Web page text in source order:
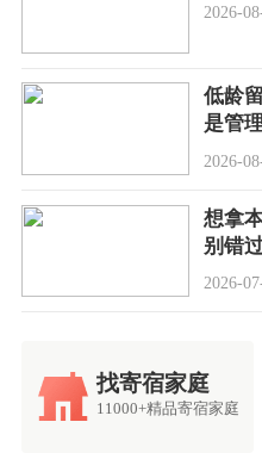
2026-
低龄
是管理
2026-
想拿
别错
2026-
找寄宿家庭
11000+精品寄宿家庭